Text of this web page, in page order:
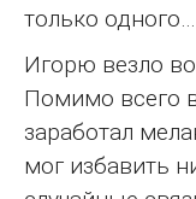
только
Игорю везло
Помимо всего
заработал
мог избавить